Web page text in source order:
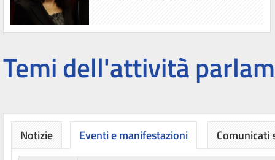
Temi dell'attività
Notizie Eventi e manifestazioni Comunicati